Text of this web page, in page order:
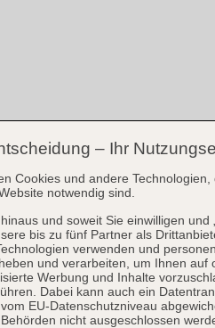
– Ihr
Cookies und andere
notwendig sind.
und soweit Sie einwilligen und
bis zu fünf Partner als
verwenden und
und verarbeiten, um Ihnen auf
Werbung und Inhalte
Dabei kann auch ein
EU-Datenschutzniveau
nicht ausgeschlossen